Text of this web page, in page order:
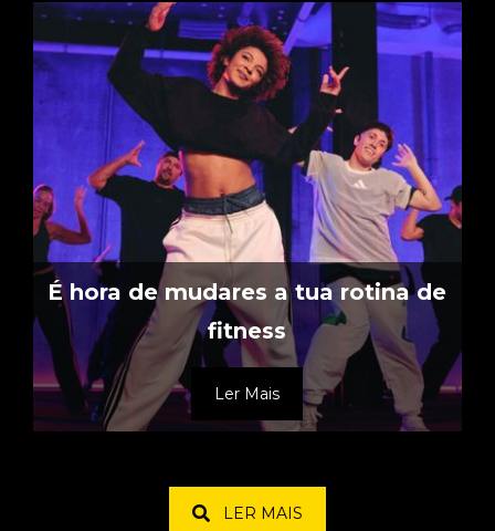
É hora de mudares a tua rotina de
fitness
Ler Mais
LER MAIS